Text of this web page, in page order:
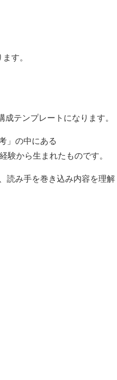
す。
成テンプレートになります。
」の中にある
験から生まれたものです。
読み手を巻き込み内容を理解